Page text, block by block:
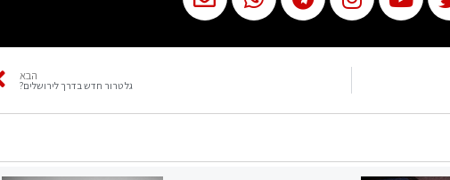
הבא
גל טרור חדש בדרך לירושלים?